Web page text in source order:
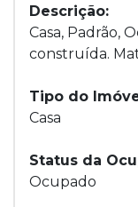
Descrição:
Casa, Padrão,
construída.
Tipo do
Casa
Status da
Ocupado